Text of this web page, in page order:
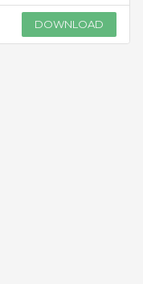
DOWNLOAD